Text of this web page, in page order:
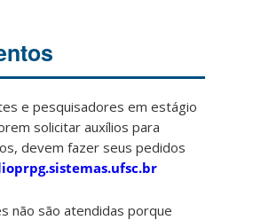
e pesquisadores em estágio
solicitar auxílios para
devem fazer seus pedidos
não são atendidas porque